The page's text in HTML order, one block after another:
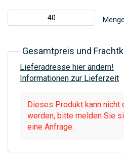
Menge
Gesamtpreis und
Lieferadresse hier ändern!
Informationen zur Lieferzeit
Dieses Produkt kann nicht
werden, bitte melden Sie
eine Anfrage.